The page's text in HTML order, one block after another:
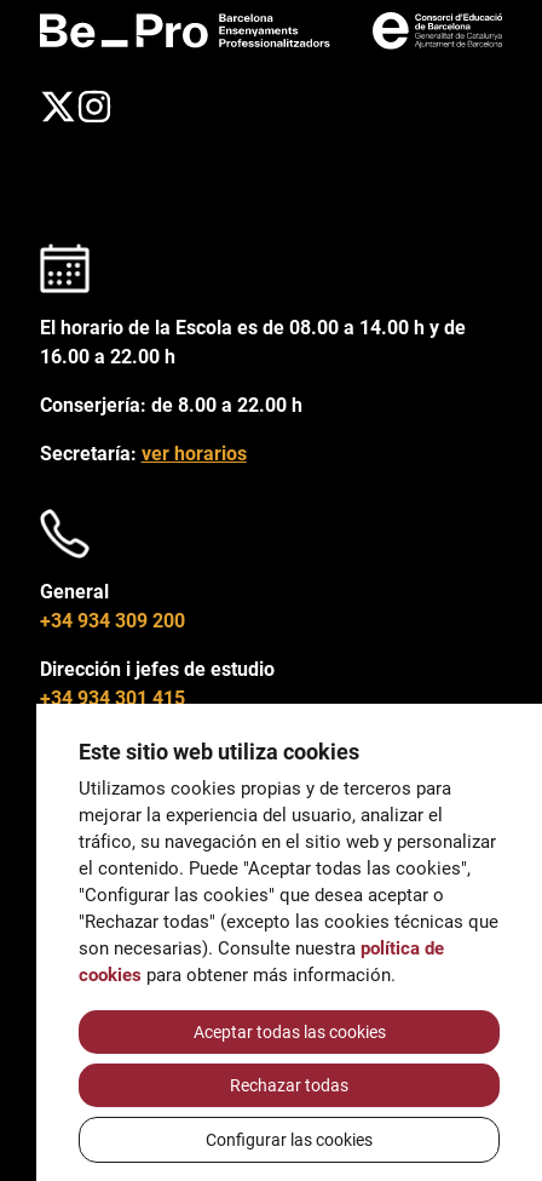
El horario de la Escola es de 08.00 a 14.00 h y de
16.00 a 22.00 h
Conserjería: de 8.00 a 22.00 h
Secretaría: ver horarios
General
+34 934 309 200
Dirección i jefes de estudio
+34 934 301 415
General
correu@escoladeltreball.org
Información
informacio@escoladeltreball.org
Trámites de secretaría
AccessibilidadAviso legal y Política de Privacidad
Política de cookies
Créditos
Este sitio web utiliza cookies
Utilizamos cookies propias y de terceros para
mejorar la experiencia del usuario, analizar el
tráfico, su navegación en el sitio web y personalizar
el contenido. Puede "Aceptar todas las cookies",
"Configurar las cookies" que desea aceptar o
"Rechazar todas" (excepto las cookies técnicas que
son necesarias). Consulte nuestra política de
cookies para obtener más información.
Aceptar todas las cookies
Rechazar todas
Configurar las cookies